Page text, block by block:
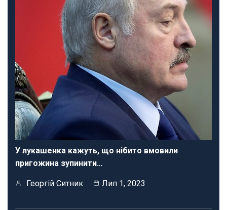
У лукашенка кажуть, що нібито вмовили
пригожина зупинити…
Георгій Ситник Лип 1, 2023